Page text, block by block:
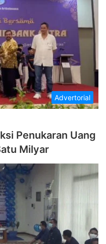
Advertorial
Penukaran Uang
Milyar